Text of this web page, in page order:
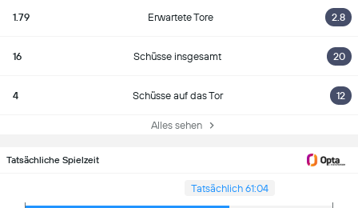
1.79 Erwartete Tore 2.8
16 Schüsse insgesamt 20
4 Schüsse auf das Tor 12
Alles sehen
Tatsächliche Spielzeit
Tatsächlich 61:04